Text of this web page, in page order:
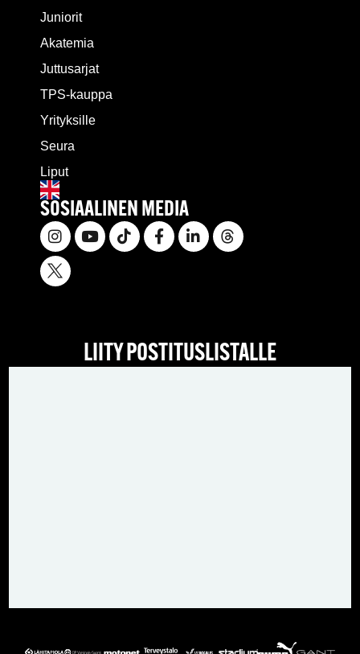
Juniorit
Akatemia
Juttusarjat
TPS-kauppa
Yrityksille
Seura
Liput
SOSIAALINEN MEDIA
LIITY POSTITUSLISTALLE